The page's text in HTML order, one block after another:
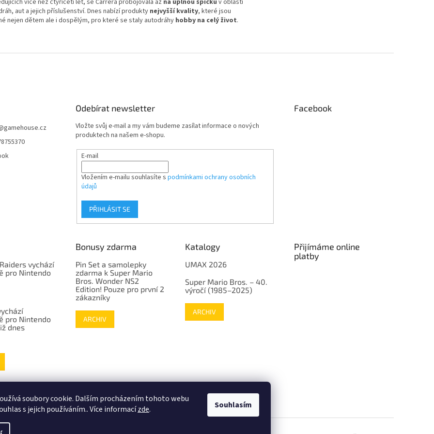
soubory cookie. Dalším procházením tohoto webu
s jejich používáním.. Více informacízde. Souhlasím
aut a jejich příslušenství. Dnes nabízí produkty nejvyšší kvality, které jsou
nejen dětem ale i dospělým, pro které se staly autodráhy hobby na celý život.
gamehouse.cz
Odebírat newsletter
Vložte svůj e-mail a my vám budeme zasílat informace o nových
produktech na našem e-shopu.
E-mail
Vložením e-mailu souhlasíte s podmínkami ochrany osobních
údajů
PŘIHLÁSIT SE
Facebook
vychází
pro Nintendo
pro Nintendo
dnes
Bonusy zdarma
Pin Set a samolepky
zdarma k Super Mario
Bros. Wonder NS2
Edition! Pouze pro první 2
zákazníky
ARCHIV
Katalogy
UMAX 2026
Super Mario Bros. – 40.
výročí (1985–2025)
ARCHIV
Přijímáme online
platby
www.mojenintendo.cz www.boffin.cz www.autodrahy.cz www.fleg.cz